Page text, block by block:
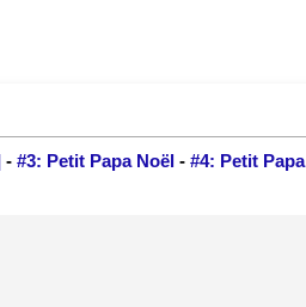
- #3: Petit Papa Noël - #4: Petit Papa